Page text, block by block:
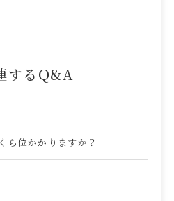
するQ&A
ら位かかりますか？